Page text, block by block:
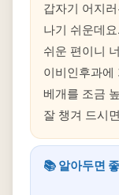
갑자기 어지
나기 쉬운데요.
쉬운 편이니
이비인후과에
베개를 조금
잘 챙겨 드시
📚 알아두면